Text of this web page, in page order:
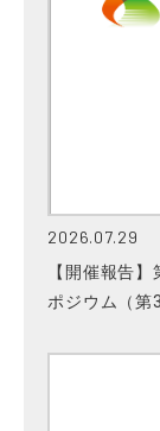
2026.07.29
【開催報告
ポジウム（第